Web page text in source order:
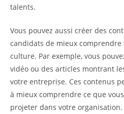
talents.
Vous pouvez aussi créer des
candidats de mieux
culture. Par exemple, vous
vidéo ou des articles montrant
votre entreprise. Ces contenus
à mieux comprendre ce que
projeter dans votre organisation.